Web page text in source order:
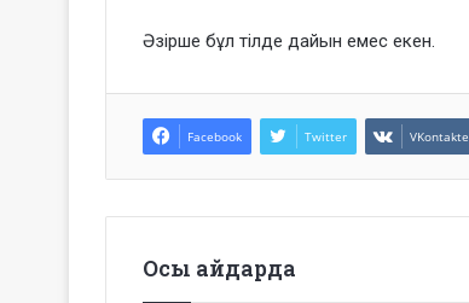
Әзірше бұл тілде дайын емес екен.
Facebook Twitter VKontakte
Осы айдарда